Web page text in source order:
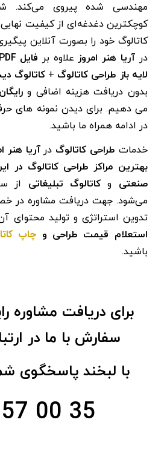
مهندسی شده پیروی می‌کند.
کوچکترین دغدغه‌ای از کیفیت
کاتالوگ خود را بصورت آنلاین
درآریا هنر امروز علاوه بر فایل PDF چاپی
لایه باز طراحی کاتالوگ + کاتالوگ
بدون دریافت هزینه اضافی ورایگان
می دهیم. برای دیدن نمونه های
در ادامه همراه ما باشید.
خدمات طراحی کاتالوگ درآریا هنر
بهترین مراکز طراحی کاتالوگ در
صنعتی وکاتالوگ تبلیغاتی از
می‌شود.جهت دریافت مشاوره در
تدوین استراتژی و تولید محتوای
استعلام قیمت طراحی و چاپ
باشید.
برای دریافت مشاوره
سفارش با ما در
با لبخند پاسخگوی
35 00 57 66